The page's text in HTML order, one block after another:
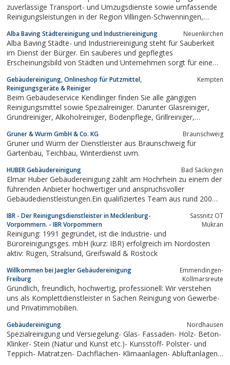
zuverlässige Transport- und Umzugsdienste sowie umfassende
Reinigungsleistungen in der Region Villingen-Schwenningen,
Umgebung. Unser erfahrenes Team sorgt für effiziente
Lösungen, die perfekt auf Ihre Bedürfnisse...
Alba Baving Städtereinigung und Industriereinigung Neuenkirchen
Alba Baving Städte- und Industriereinigung steht für Sauberkeit
im Dienst der Bürger. Ein sauberes und gepflegtes
Erscheinungsbild von Städten und Unternehmen sorgt für eine
Lebensqualität der Bewohner. Alba reinigt täglich weit über 2.000
Kilometer Strassen und Wege und...
Gebäudereinigung, Onlineshop für Putzmittel,
Reinigungsgeräte & Reiniger
Kempten
Beim Gebäudeservice Kendlinger finden Sie alle gängigen
Reinigungsmittel sowie Spezialreiniger. Darunter Glasreiniger,
Grundreiniger, Alkoholreiniger, Bodenpflege, Grillreiniger,
hochwertige Reinigungsgeräte wie zb Staubsauger. Machen Sie
sich selbst ein Bild von...
Gruner & Wurm GmbH & Co. KG Braunschweig
Gruner und Wurm der Dienstleister aus Braunschweig für
Gartenbau, Teichbau, Winterdienst uvm.
HUBER Gebäudereinigung Bad Säckingen
Elmar Huber Gebäudereinigung zählt am Hochrhein zu einem der
führenden Anbieter hochwertiger und anspruchsvoller
Gebäudedienstleistungen.Ein qualifiziertes Team aus rund 200
anspruchsvolle Dienstleistungsspektrum an 365 Tagen im Jahr
rund um die Uhr erbracht werden...
IBR - Der Reinigungsdienstleister in Mecklenburg-
Vorpommern. - IBR Vorpommern
Sassnitz OT
Mukran
Reinigung: 1991 gegründet, ist die Industrie- und
Büroreinigungsges. mbH (kurz: IBR) erfolgreich im Nordosten
aktiv: Rügen, Stralsund, Greifswald & Rostock
Willkommen bei Jaegler Gebäudereinigung
Freiburg
Emmendingen-
Kollmarsreute
Gründlich, freundlich, hochwertig, professionell: Wir verstehen
uns als Komplettdienstleister in Sachen Reinigung von Gewerbe-
und Privatimmobilien.
Gebäudereinigung Nordhausen
Spezialreinigung und Versiegelung- Glas- Fassaden- Holz- Beton-
Klinker- Stein (Natur und Kunst etc.)- Kunsstoff- Polster- und
Teppich- Matratzen- Dachflächen- Klimaanlagen- Abluftanlagen-